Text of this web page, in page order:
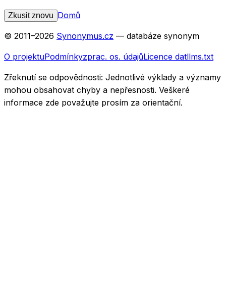
Zkusit znovu Domů
© 2011–2026 Synonymus.cz — databáze synonym
O projektuPodmínkyzprac. os. údajůLicence datllms.txt
Zřeknutí se odpovědnosti: Jednotlivé výklady a významy
mohou obsahovat chyby a nepřesnosti. Veškeré
informace zde považujte prosím za orientační.